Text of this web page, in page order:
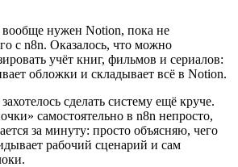
вообще нужен Notion, пока не
с n8n. Оказалось, что можно
учёт книг, фильмов и сериалов:
обложки и складывает всё в Notion.
сделать систему ещё круче.
самостоятельно в n8n непросто,
за минуту: просто объясняю, чего
рабочий сценарий и сам